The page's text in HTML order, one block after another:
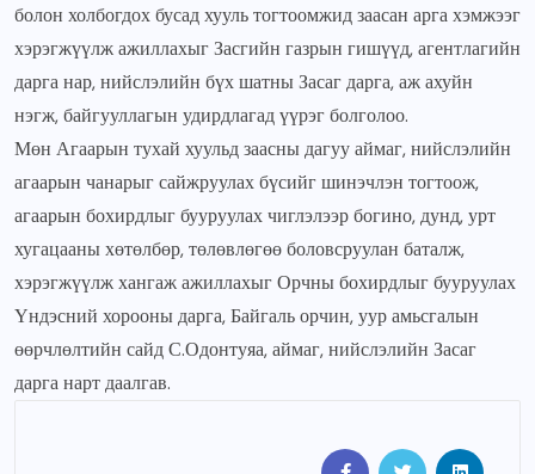
болон холбогдох бусад хууль тогтоомжид заасан арга хэмжээг
хэрэгжүүлж ажиллахыг Засгийн газрын гишүүд, агентлагийн
дарга нар, нийслэлийн бүх шатны Засаг дарга, аж ахуйн
нэгж, байгууллагын удирдлагад үүрэг болголоо.
Мөн Агаарын тухай хуульд заасны дагуу аймаг, нийслэлийн
агаарын чанарыг сайжруулах бүсийг шинэчлэн тогтоож,
агаарын бохирдлыг бууруулах чиглэлээр богино, дунд, урт
хугацааны хөтөлбөр, төлөвлөгөө боловсруулан баталж,
хэрэгжүүлж хангаж ажиллахыг Орчны бохирдлыг бууруулах
Үндэсний хорооны дарга, Байгаль орчин, уур амьсгалын
өөрчлөлтийн сайд С.Одонтуяа, аймаг, нийслэлийн Засаг
дарга нарт даалгав.